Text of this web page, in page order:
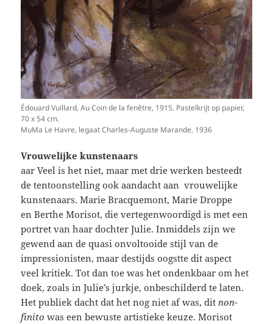
Édouard Vuillard, Au Coin de la fenêtre, 1915. Pastelkrijt op papier,
70 x 54 cm.
MuMa Le Havre, legaat Charles-Auguste Marande, 1936
Vrouwelijke kunstenaars
aar Veel is het niet, maar met drie werken besteedt
de tentoonstelling ook aandacht aan vrouwelijke
kunstenaars. Marie Bracquemont, Marie Droppe
en Berthe Morisot, die vertegenwoordigd is met een
portret van haar dochter Julie. Inmiddels zijn we
gewend aan de quasi onvoltooide stijl van de
impressionisten, maar destijds oogstte dit aspect
veel kritiek. Tot dan toe was het ondenkbaar om het
doek, zoals in Julie’s jurkje, onbeschilderd te laten.
Het publiek dacht dat het nog niet af was, ditnon-
finito was een bewuste artistieke keuze. Morisot